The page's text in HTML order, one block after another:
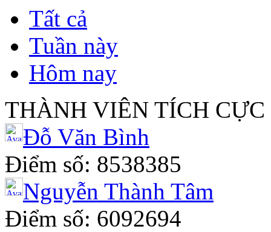
Tất cả
Tuần này
Hôm nay
THÀNH VIÊN TÍCH CỰC
Đỗ Văn Bình
Điểm số: 8538385
Nguyễn Thành Tâm
Điểm số: 6092694